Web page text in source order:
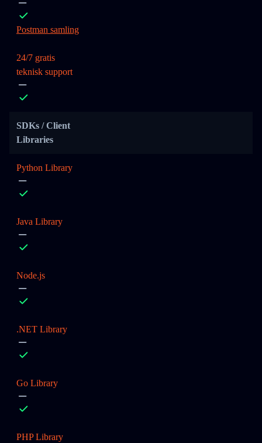
Postman samling
24/7 gratis
teknisk support
SDKs / Client
Libraries
Python Library
Java Library
Node.js
.NET Library
Go Library
PHP Library